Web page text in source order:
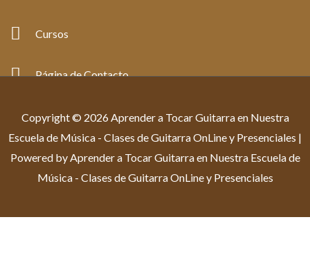
Cursos
Página de Contacto
Copyright © 2026 Aprender a Tocar Guitarra en Nuestra
Escuela de Música - Clases de Guitarra OnLine y Presenciales |
Powered by Aprender a Tocar Guitarra en Nuestra Escuela de
Música - Clases de Guitarra OnLine y Presenciales